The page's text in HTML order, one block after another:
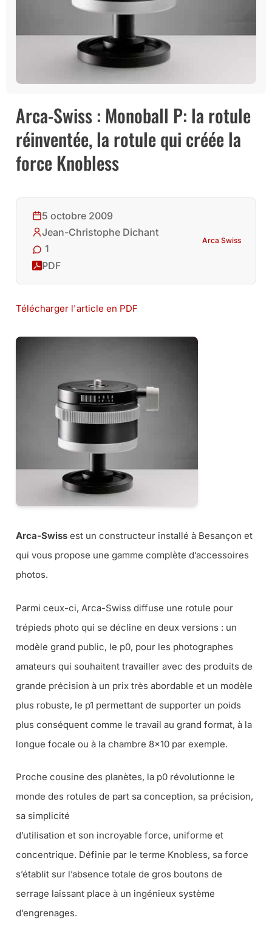
Arca-Swiss : Monoball P: la rotule
réinventée, la rotule qui créée la
force Knobless
5 octobre 2009
Jean-Christophe Dichant
1
PDF
Arca Swiss
Télécharger l'article en PDF
Arca-Swiss est un constructeur installé à Besançon et
qui vous propose une gamme complète d’accessoires
photos.
Parmi ceux-ci, Arca-Swiss diffuse une rotule pour
trépieds photo qui se décline en deux versions : un
modèle grand public, le p0, pour les photographes
amateurs qui souhaitent travailler avec des produits de
grande précision à un prix très abordable et un modèle
plus robuste, le p1 permettant de supporter un poids
plus conséquent comme le travail au grand format, à la
longue focale ou à la chambre 8×10 par exemple.
Proche cousine des planètes, la p0 révolutionne le
monde des rotules de part sa conception, sa précision,
sa simplicité
d’utilisation et son incroyable force, uniforme et
concentrique. Définie par le terme Knobless, sa force
s’établit sur l’absence totale de gros boutons de
serrage laissant place à un ingénieux système
d’engrenages.